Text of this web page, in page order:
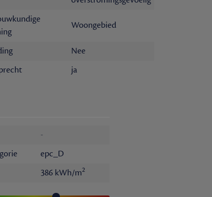
Woongebied
Nee
ja
-
epc_D
386 kWh/m2